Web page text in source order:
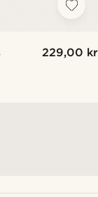
229,00 kr